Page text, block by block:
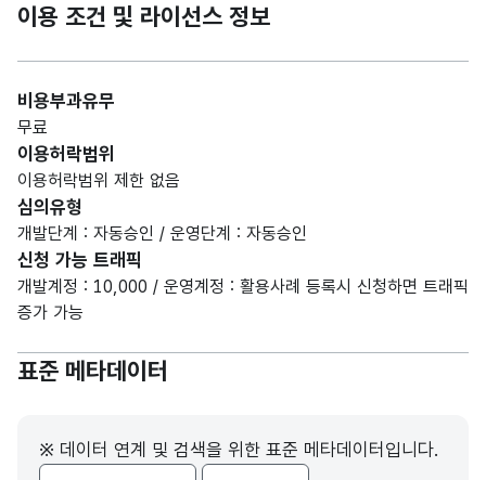
이용 조건 및 라이선스 정보
비용부과유무
무료
이용허락범위
이용허락범위 제한 없음
심의유형
개발단계 : 자동승인 / 운영단계 : 자동승인
신청 가능 트래픽
개발계정 : 10,000 / 운영계정 : 활용사례 등록시 신청하면 트래픽
증가 가능
표준 메타데이터
※ 데이터 연계 및 검색을 위한 표준 메타데이터입니다.